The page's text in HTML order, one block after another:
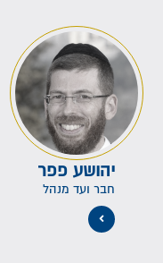
יהושע פפר
חבר ועד מנהל